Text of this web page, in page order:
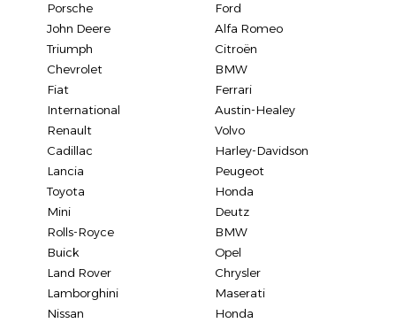
Porsche
Ford
John Deere
Alfa Romeo
Triumph
Citroën
Chevrolet
BMW
Fiat
Ferrari
International
Austin-Healey
Renault
Volvo
Cadillac
Harley-Davidson
Lancia
Peugeot
Toyota
Honda
Mini
Deutz
Rolls-Royce
BMW
Buick
Opel
Land Rover
Chrysler
Lamborghini
Maserati
Nissan
Honda